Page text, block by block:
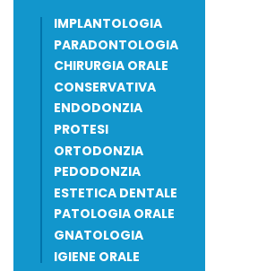
IMPLANTOLOGIA
PARADONTOLOGIA
CHIRURGIA ORALE
CONSERVATIVA
ENDODONZIA
PROTESI
ORTODONZIA
PEDODONZIA
ESTETICA DENTALE
PATOLOGIA ORALE
GNATOLOGIA
IGIENE ORALE